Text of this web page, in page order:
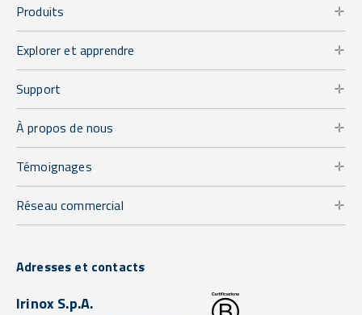
Produits
Explorer et apprendre
Support
À propos de nous
Témoignages
Réseau commercial
Adresses et contacts
Irinox S.p.A.